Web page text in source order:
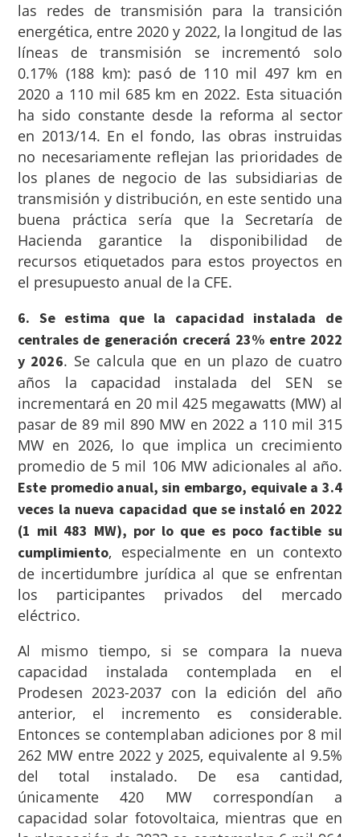
las redes de transmisión para la transición
energética, entre 2020 y 2022, la longitud de las
líneas de transmisión se incrementó solo
0.17% (188 km): pasó de 110 mil 497 km en
2020 a 110 mil 685 km en 2022. Esta situación
ha sido constante desde la reforma al sector
en 2013/14. En el fondo, las obras instruidas
no necesariamente reflejan las prioridades de
los planes de negocio de las subsidiarias de
transmisión y distribución, en este sentido una
buena práctica sería que la Secretaría de
Hacienda garantice la disponibilidad de
recursos etiquetados para estos proyectos en
el presupuesto anual de la CFE.
6. Se estima que la capacidad instalada de
centrales de generación crecerá 23% entre 2022
y 2026. Se calcula que en un plazo de cuatro
años la capacidad instalada del SEN se
incrementará en 20 mil 425 megawatts (MW) al
pasar de 89 mil 890 MW en 2022 a 110 mil 315
MW en 2026, lo que implica un crecimiento
promedio de 5 mil 106 MW adicionales al año.
Este promedio anual, sin embargo, equivale a 3.4
veces la nueva capacidad que se instaló en 2022
(1 mil 483 MW), por lo que es poco factible su
cumplimiento, especialmente en un contexto
de incertidumbre jurídica al que se enfrentan
los participantes privados del mercado
eléctrico.
Al mismo tiempo, si se compara la nueva
capacidad instalada contemplada en el
Prodesen 2023-2037 con la edición del año
anterior, el incremento es considerable.
Entonces se contemplaban adiciones por 8 mil
262 MW entre 2022 y 2025, equivalente al 9.5%
del total instalado. De esa cantidad,
únicamente 420 MW correspondían a
capacidad solar fotovoltaica, mientras que en